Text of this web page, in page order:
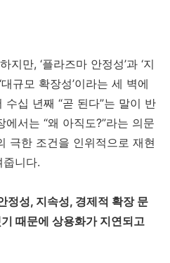
만, ‘플라즈마 안정성’과 ‘지
규모 확장성’이라는 세 벽에
십 년째 “곧 된다”는 말이 반
서는 “왜 아직도?”라는 의문
극한 조건을 인위적으로 재현
니다.
정성, 지속성, 경제적 확장 문
때문에 상용화가 지연되고